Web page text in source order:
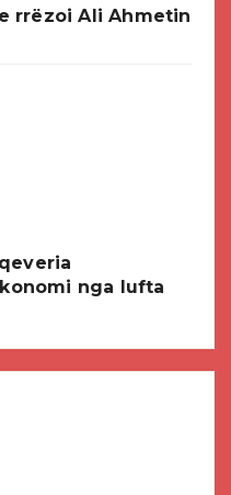
rrëzoi Ali Ahmetin
nga lufta